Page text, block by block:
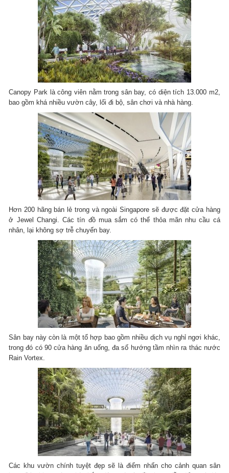
Canopy Park là công viên nằm trong sân bay, có diện tích 13.000 m2,
bao gồm khá nhiều vườn cây, lối đi bộ, sân chơi và nhà hàng.
Hơn 200 hãng bán lẻ trong và ngoài Singapore sẽ được đặt cửa hàng
ở Jewel Changi. Các tín đồ mua sắm có thể thỏa mãn nhu cầu cá
nhân, lại không sợ trễ chuyến bay.
Sân bay này còn là một tổ hợp bao gồm nhiều dịch vụ nghỉ ngơi khác,
trong đó có 90 cửa hàng ăn uống, đa số hướng tầm nhìn ra thác nước
Rain Vortex.
Các khu vườn chính tuyệt đẹp sẽ là điểm nhấn cho cảnh quan sân